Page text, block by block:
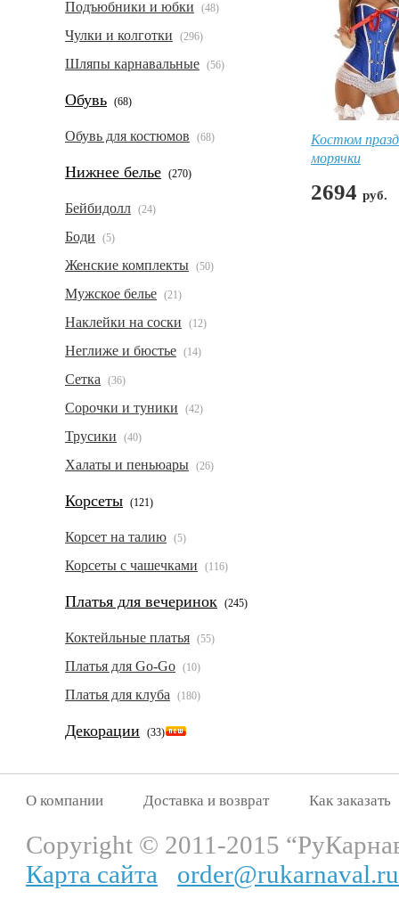
Подъюбники и юбки (48)
Чулки и колготки (296)
Шляпы карнавальные (56)
Обувь (68)
Обувь для костюмов (68)
Нижнее белье (270)
Бейбидолл (24)
Боди (5)
Женские комплекты (50)
Мужское белье (21)
Наклейки на соски (12)
Неглиже и бюстье (14)
Сетка (36)
Сорочки и туники (42)
Трусики (40)
Халаты и пеньюары (26)
Корсеты (121)
Корсет на талию (5)
Корсеты с чашечками (116)
Платья для вечеринок (245)
Коктейльные платья (55)
Платья для Go-Go (10)
Платья для клуба (180)
Декорации (33)
Костюм
морячки
2694 руб.
О компании Доставка и возврат Как заказать
Copyright © 2011-2015
Карта сайта
order@rukarnaval.ru